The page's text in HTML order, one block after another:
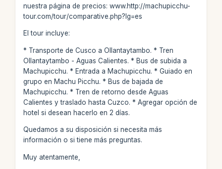
nuestra página de precios: www.http://machupicchu-
tour.com/tour/comparative.php?lg=es
El tour incluye:
* Transporte de Cusco a Ollantaytambo. * Tren
Ollantaytambo - Aguas Calientes. * Bus de subida a
Machupicchu. * Entrada a Machupicchu. * Guiado en
grupo en Machu Picchu. * Bus de bajada de
Machupicchu. * Tren de retorno desde Aguas
Calientes y traslado hasta Cuzco. * Agregar opción de
hotel si desean hacerlo en 2 días.
Quedamos a su disposición si necesita más
información o si tiene más preguntas.
Muy atentamente,